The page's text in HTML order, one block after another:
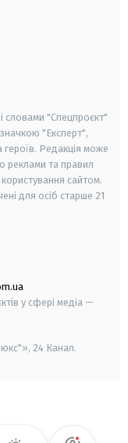
словами "Спецпроєкт"
"Експерт",
Редакція може
реклами та правил
сайтом.
для осіб старше 21
у сфері медіа —
24 Канал.